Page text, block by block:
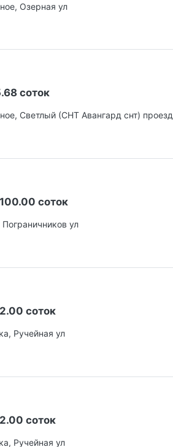
Озерная ул
соток
Светлый (СНТ Авангард снт) проезд
соток
Пограничников ул
соток
Ручейная ул
соток
Ручейная ул